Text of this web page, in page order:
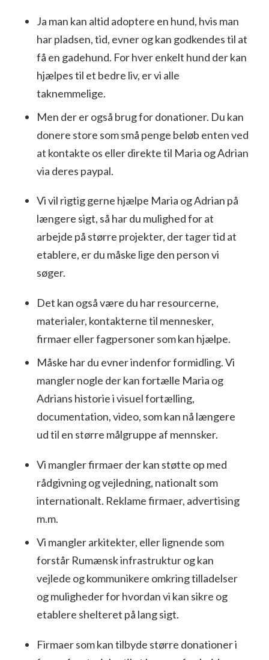
Ja man kan altid adoptere en hund, hvis man
har pladsen, tid, evner og kan godkendes til at
få en gadehund. For hver enkelt hund der kan
hjælpes til et bedre liv, er vi alle
taknemmelige.
Men der er også brug for donationer. Du kan
donere store som små penge beløb enten ved
at kontakte os eller direkte til Maria og Adrian
via deres paypal.
Vi vil rigtig gerne hjælpe Maria og Adrian på
længere sigt, så har du mulighed for at
arbejde på større projekter, der tager tid at
etablere, er du måske lige den person vi
søger.
Det kan også være du har resourcerne,
materialer, kontakterne til mennesker,
firmaer eller fagpersoner som kan hjælpe.
Måske har du evner indenfor formidling. Vi
mangler nogle der kan fortælle Maria og
Adrians historie i visuel fortælling,
documentation, video, som kan nå længere
ud til en større målgruppe af mennsker.
Vi mangler firmaer der kan støtte op med
rådgivning og vejledning, nationalt som
internationalt. Reklame firmaer, advertising
m.m.
Vi mangler arkitekter, eller lignende som
forstår Rumænsk infrastruktur og kan
vejlede og kommunikere omkring tilladelser
og muligheder for hvordan vi kan sikre og
etablere shelteret på lang sigt.
Firmaer som kan tilbyde større donationer i